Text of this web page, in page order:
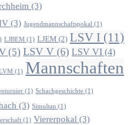
(3)
(3) Jugendmannschaftspokal (1)
LJBEM (1) LJEM (2) LSV I (11)
(5) LSV V (6) LSV VI (4)
(1) Mannschaften
(1) Schachgeschichte (1)
(3) Simultan (1)
(1) Viererpokal (3)